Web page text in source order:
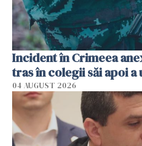
Incident în Crimeea
tras în colegii săi apoi a
04 AUGUST 2026